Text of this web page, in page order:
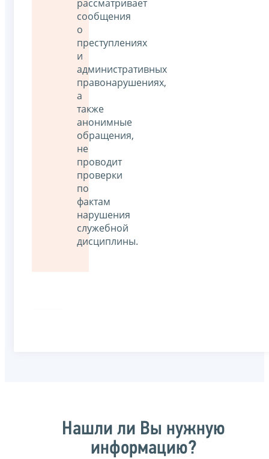
рассматривает
сообщения
о
преступлениях
и
административных
правонарушениях,
а
также
анонимные
обращения,
не
проводит
проверки
по
фактам
нарушения
служебной
дисциплины.
Нашли ли Вы нужную
информацию?